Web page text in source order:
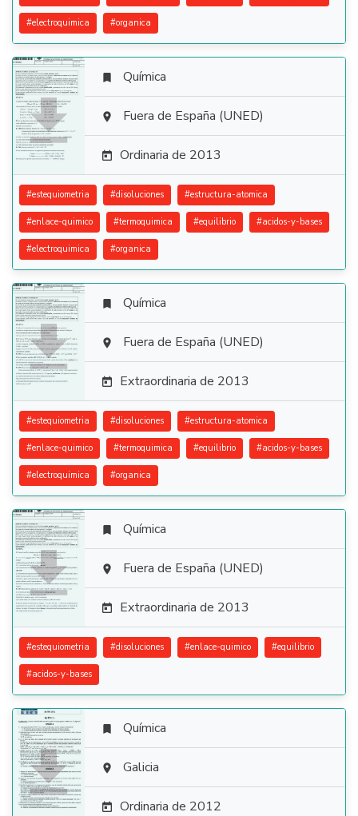
#electroquimica #organica

 Química
 Fuera de España (UNED)
 Ordinaria de 2013
#estequiometria #disoluciones #estructura-atomica
#enlace-quimico #termoquimica #equilibrio #acidos-y-bases
#electroquimica #organica

 Química
 Fuera de España (UNED)
 Extraordinaria de 2013
#estequiometria #disoluciones #estructura-atomica
#enlace-quimico #termoquimica #equilibrio #acidos-y-bases
#electroquimica #organica

 Química
 Fuera de España (UNED)
 Extraordinaria de 2013
#estequiometria #disoluciones #enlace-quimico #equilibrio
#acidos-y-bases

 Química
 Galicia
 Ordinaria de 2012